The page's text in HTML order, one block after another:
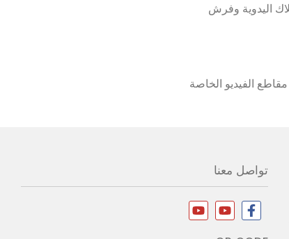
2 ، والتي تصنع فرش الأسلاك اليدوية وفرش
الفيديو الخاصة
تواصل معنا